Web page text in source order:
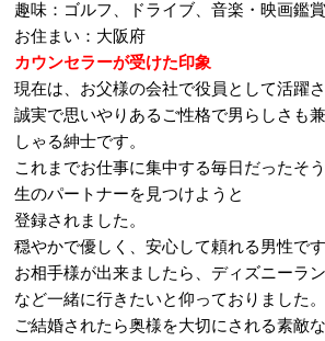
趣味：ゴルフ、ドライブ、音楽・映画鑑
お住まい：大阪府
カウンセラーが受けた印象
現在は、お父様の会社で役員として活躍さ
誠実で思いやりあるご性格で男らしさも
しゃる紳士です。
これまでお仕事に集中する毎日だったそ
生のパートナーを見つけようと
登録されました。
穏やかで優しく、安心して頼れる男性です
お相手様が出来ましたら、ディズニーラ
など一緒に行きたいと仰っておりました。
ご結婚されたら奥様を大切にされる素敵